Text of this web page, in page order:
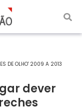
DE OLHO' 2009 A 2013
dever